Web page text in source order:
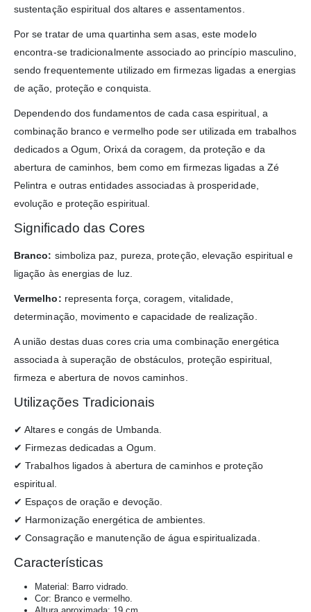
sustentação espiritual dos altares e assentamentos.
Por se tratar de uma quartinha sem asas, este modelo
encontra-se tradicionalmente associado ao princípio masculino,
sendo frequentemente utilizado em firmezas ligadas a energias
de ação, proteção e conquista.
Dependendo dos fundamentos de cada casa espiritual, a
combinação branco e vermelho pode ser utilizada em trabalhos
dedicados a Ogum, Orixá da coragem, da proteção e da
abertura de caminhos, bem como em firmezas ligadas a Zé
Pelintra e outras entidades associadas à prosperidade,
evolução e proteção espiritual.
Significado das Cores
Branco: simboliza paz, pureza, proteção, elevação espiritual e
ligação às energias de luz.
Vermelho: representa força, coragem, vitalidade,
determinação, movimento e capacidade de realização.
A união destas duas cores cria uma combinação energética
associada à superação de obstáculos, proteção espiritual,
firmeza e abertura de novos caminhos.
Utilizações Tradicionais
✔ Altares e congás de Umbanda.
✔ Firmezas dedicadas a Ogum.
✔ Trabalhos ligados à abertura de caminhos e proteção
espiritual.
✔ Espaços de oração e devoção.
✔ Harmonização energética de ambientes.
✔ Consagração e manutenção de água espiritualizada.
Características
Material: Barro vidrado.
Cor: Branco e vermelho.
Altura aproximada: 19 cm.